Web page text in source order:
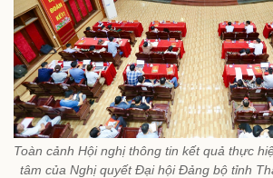
Toàn cảnh Hội nghị thông tin kết quả thực
tâm của Nghị quyết Đại hội Đảng bộ tỉnh